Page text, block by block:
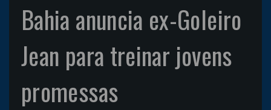
Bahia anuncia ex-Goleiro
Jean para treinar jovens
promessas